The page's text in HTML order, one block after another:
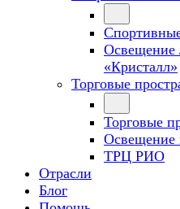
Освещение
«Кристалл»
Торговые
Торговые
Освещение
ТРЦ РИО
Отрасли
Блог